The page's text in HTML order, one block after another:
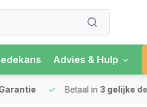
Advies & Hulp
Betaal in 3 gelijke delen